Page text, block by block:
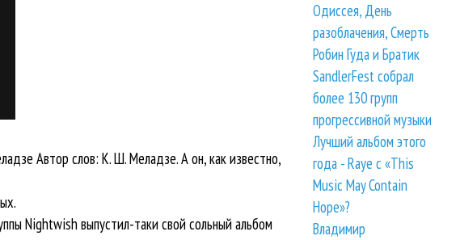
Автор слов: К. Ш. Меладзе. А он, как известно,
Nightwish выпустил-таки свой сольный альбом
Одиссея, День
разоблачения, Смерть
Робин Гуда и Братик
SandlerFest собрал
более 130 групп
прогрессивной музыки
Лучший альбом этого
года - Raye с «This
Music May Contain
Hope»?
Владимир